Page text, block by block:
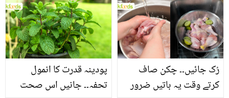
منرلز اور اینٹی آکسیڈنٹس
سے بھرپور اس سبزی کے
فائدے
بنانے کے چند قدرتی طریقے
پودینہ قدرت کا انمول
تحفہ۔۔ جانیں اس صحت
رُک جائیں۔۔ چکن صاف
کرتے وقت یہ باتیں ضرور